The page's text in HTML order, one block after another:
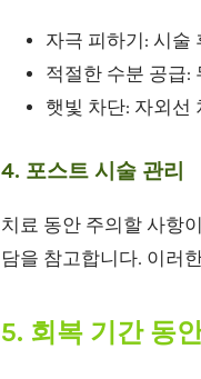
자극 피하기: 시술
적절한 수분 공급:
햇빛 차단: 자외선
4. 포스트 시술 관리
치료 동안 주의할 사항
담을 참고합니다. 이러
5. 회복 기간 동